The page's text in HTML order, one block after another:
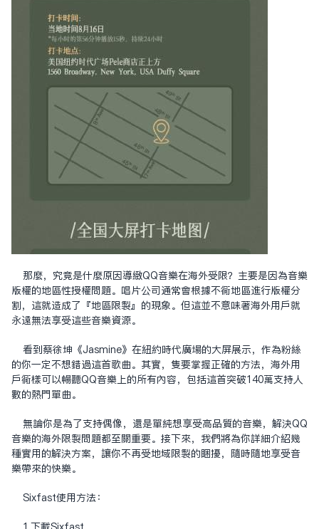
那麼，究竟是什麼原因導致QQ音樂在海外受限？主要是因為音樂
版權的地區性授權問題。唱片公司通常會根據不同地區進行版權分
割，這就造成了『地區限制』的現象。但這並不意味著海外用戶就
永遠無法享受這些音樂資源。
看到蔡徐坤《Jasmine》在紐約時代廣場的大屏展示，作為粉絲
的你一定不想錯過這首歌曲。其實，只要掌握正確的方法，海外用
戶同樣可以暢聽QQ音樂上的所有內容，包括這首突破140萬支持人
數的熱門單曲。
無論你是為了支持偶像，還是單純想享受高品質的音樂，解決QQ
音樂的海外限制問題都至關重要。接下來，我們將為你詳細介紹幾
種實用的解決方案，讓你不再受地域限制的困擾，隨時隨地享受音
樂帶來的快樂。
Sixfast使用方法：